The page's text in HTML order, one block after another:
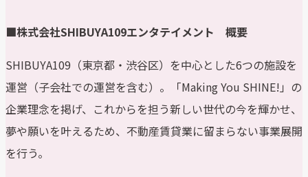
■株式会社SHIBUYA109エンタテイメント 概要
SHIBUYA109（東京都・渋谷区）を中心とした6つの施設を
運営（子会社での運営を含む）。「Making You SHINE!」の
企業理念を掲げ、これからを担う新しい世代の今を輝かせ、
夢や願いを叶えるため、不動産賃貸業に留まらない事業展開
を行う。